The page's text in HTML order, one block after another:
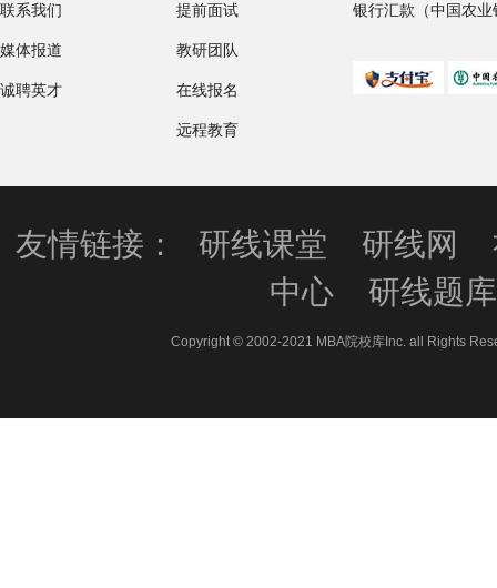
联系我们
媒体报道
诚聘英才
提前面试
教研团队
在线报名
远程教育
银行汇款（中国农业
友情链接： 研线课堂 研线网
中心
研线题库
Copyright © 2002-2021 MBA院校库Inc. all Rights